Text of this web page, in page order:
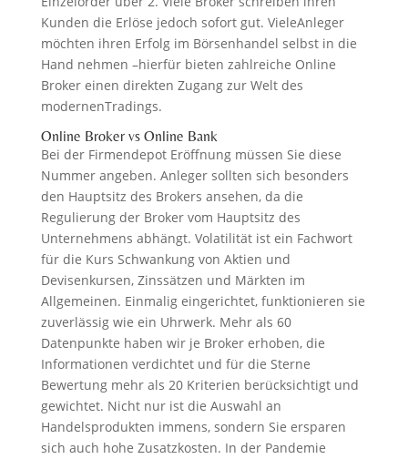
Kunden die Erlöse jedoch sofort gut. VieleAnleger
möchten ihren Erfolg im Börsenhandel selbst in die
Hand nehmen –hierfür bieten zahlreiche Online
Broker einen direkten Zugang zur Welt des
modernenTradings.
Online Broker vs Online Bank
Bei der Firmendepot Eröffnung müssen Sie diese
Nummer angeben. Anleger sollten sich besonders
den Hauptsitz des Brokers ansehen, da die
Regulierung der Broker vom Hauptsitz des
Unternehmens abhängt. Volatilität ist ein Fachwort
für die Kurs Schwankung von Aktien und
Devisenkursen, Zinssätzen und Märkten im
Allgemeinen. Einmalig eingerichtet, funktionieren sie
zuverlässig wie ein Uhrwerk. Mehr als 60
Datenpunkte haben wir je Broker erhoben, die
Informationen verdichtet und für die Sterne
Bewertung mehr als 20 Kriterien berücksichtigt und
gewichtet. Nicht nur ist die Auswahl an
Handelsprodukten immens, sondern Sie ersparen
sich auch hohe Zusatzkosten. In der Pandemie